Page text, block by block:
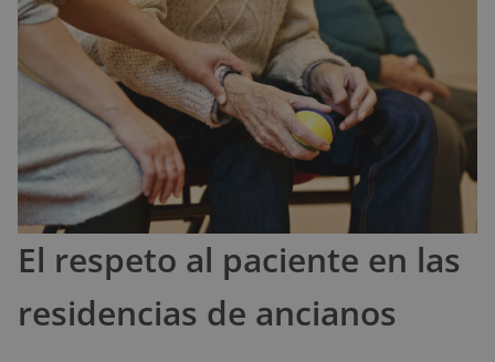
El respeto al paciente en las
residencias de ancianos